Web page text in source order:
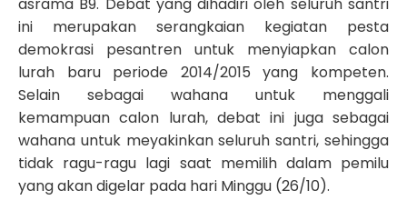
asrama B9. Debat yang dihadiri oleh seluruh santri
ini merupakan serangkaian kegiatan pesta
demokrasi pesantren untuk menyiapkan calon
lurah baru periode 2014/2015 yang kompeten.
Selain sebagai wahana untuk menggali
kemampuan calon lurah, debat ini juga sebagai
wahana untuk meyakinkan seluruh santri, sehingga
tidak ragu-ragu lagi saat memilih dalam pemilu
yang akan digelar pada hari Minggu (26/10).